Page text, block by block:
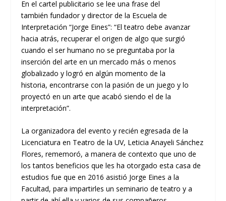
En el cartel publicitariose lee una frase del
también fundador y director dela Escuela de
Interpretación “Jorge Eines”:“El teatro debe avanzar
hacia atrás, recuperar el origende algo que surgió
cuando el ser humano no se preguntaba por la
inserción del arte en un mercado más o menos
globalizado y logróen algún momento de la
historia, encontrarse con la pasión de un juegoy lo
proyectó en un arte que acabó siendo el de la
interpretación”.
La organizadora del evento y recién egresada de la
Licenciaturaen Teatro de la UV, LeticiaAnayeli Sánchez
Flores,rememoró,a manera de contexto que uno de
los tantos beneficios que lesha otorgadoesta casa de
estudios fue que en 2016asistió Jorge Eines a la
Facultad, para impartirles un seminario de teatro y a